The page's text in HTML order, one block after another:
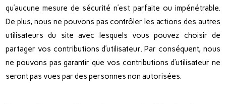
qu’aucune mesure de sécurité n’est parfaite ou impénétrable.
De plus, nous ne pouvons pas contrôler les actions des autres
utilisateurs du site avec lesquels vous pouvez choisir de
partager vos contributions d’utilisateur. Par conséquent, nous
ne pouvons pas garantir que vos contributions d’utilisateur ne
seront pas vues par des personnes non autorisées.